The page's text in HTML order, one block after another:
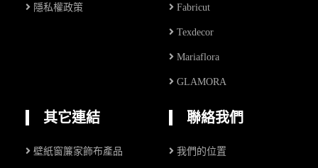
隱私權政策 Fabricut
Texdecor
Mariaflora
GLAMORA
其它連結
壁紙窗簾家飾布產品
聯絡我們
我們的位置